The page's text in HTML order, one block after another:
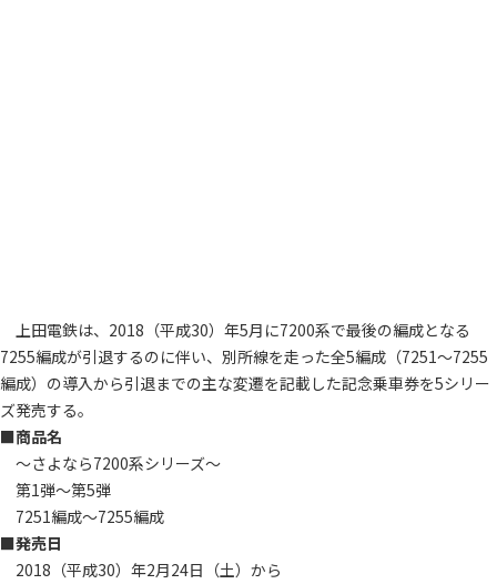
上田電鉄は、2018（平成30）年5月に7200系で最後の編成となる
7255編成が引退するのに伴い、別所線を走った全5編成（7251～7255
編成）の導入から引退までの主な変遷を記載した記念乗車券を5シリー
ズ発売する。
■商品名
～さよなら7200系シリーズ～
第1弾～第5弾
7251編成～7255編成
■発売日
2018（平成30）年2月24日（土）から